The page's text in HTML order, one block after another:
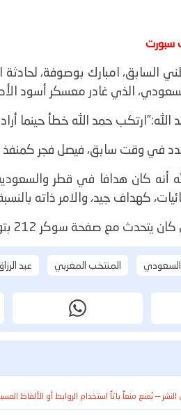
سبورت
السابق، امبارك بوصوفة،
الذي غادر معسكر أسود
حمد الله خطأ حينما أراد
في وقت سابق، فيصل فجر كمنفذ
أنه كان هدافا في قطر
كهداف جيد، والامر ذاته
بتويتر تناسى أن الحادثة وقعت في لقاء ودي وليس رسمي.
السعودي المنتخب المغربي عبد
— يُمنع منعاً باتاً استخدام الروابط أو الألفاظ